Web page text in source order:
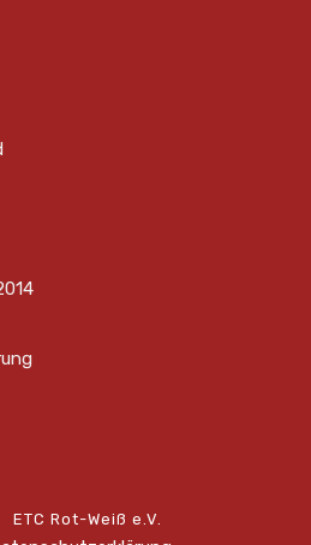
ETC Rot-Weiß e.V.